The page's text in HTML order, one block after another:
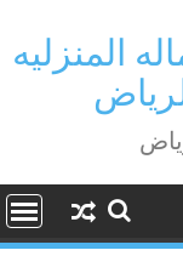
العماله المنزليه